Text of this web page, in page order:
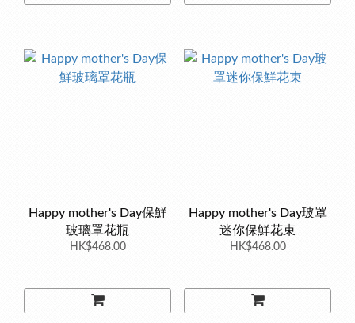
Happy mother's Day保鮮
玻璃罩花瓶
HK$468.00
Happy mother's Day玻罩
迷你保鮮花束
HK$468.00